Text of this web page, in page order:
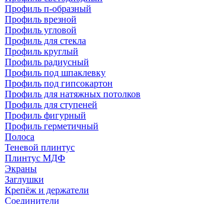
Профиль п-образный
Профиль врезной
Профиль угловой
Профиль для стекла
Профиль круглый
Профиль радиусный
Профиль под шпаклевку
Профиль под гипсокартон
Профиль для натяжных потолков
Профиль для ступеней
Профиль фигурный
Профиль герметичный
Полоса
Теневой плинтус
Плинтус МДФ
Экраны
Заглушки
Крепёж и держатели
Соединители